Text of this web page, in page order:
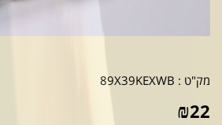
מק"ט : 89X39KEXWB
₪22